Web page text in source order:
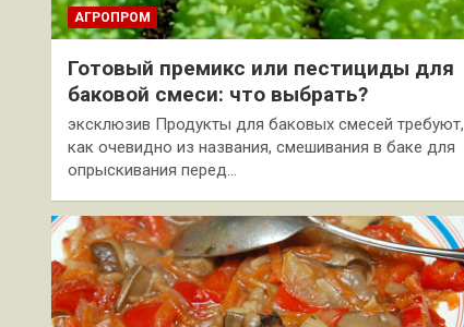
АГРОПРОМ
Готовый премикс или пестициды для
баковой смеси: что выбрать?
эксклюзив Продукты для баковых смесей требуют,
как очевидно из названия, смешивания в баке для
опрыскивания перед…